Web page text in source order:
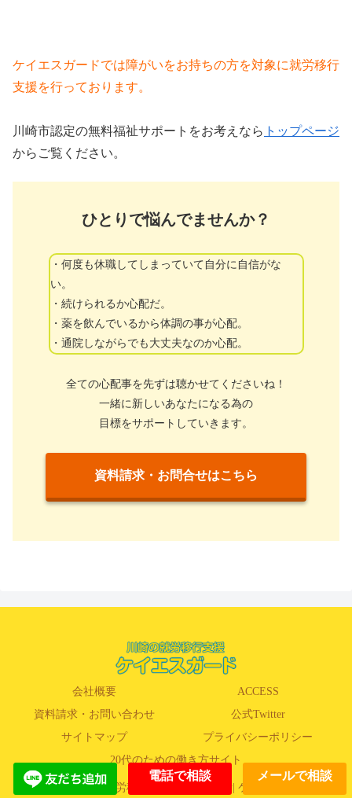
電話で相談 メールで相談
ケイエスガードでは障がいをお持ちの方を対象に就労移行
支援を行っております。
川崎市認定の無料福祉サポートをお考えなら トップページ
からご覧ください。
ひとりで悩んでませんか？
・何度も休職してしまっていて自分に自信がな
い。
・続けられるか心配だ。
・薬を飲んでいるから体調の事が心配。
・通院しながらでも大丈夫なのか心配。
全ての心配事を先ずは聴かせてくださいね！
一緒に新しいあなたになる為の
目標をサポートしていきます。
資料請求・お問合せはこちら
会社概要
ACCESS
資料請求・お問い合わせ
公式Twitter
サイトマップ
プライバシーポリシー
20代のための働き方サイト
© 2020 川崎の就労移行・就労B型事業所| ケイエスガード.